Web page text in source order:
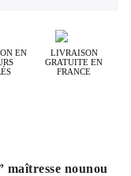
EN
LIVRAISON
GRATUITE EN
FRANCE
maîtresse nounou